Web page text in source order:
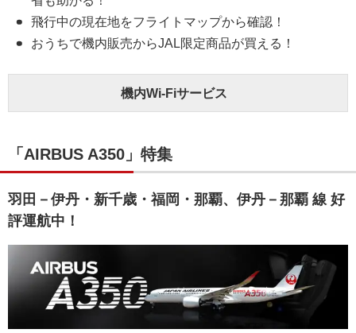
飛行中の現在地をフライトマップから確認！
おうちで機内販売からJAL限定商品が買える！
機内Wi-Fiサービス
「AIRBUS A350」特集
羽田－伊丹・新千歳・福岡・那覇、伊丹－那覇 線 好
評運航中！